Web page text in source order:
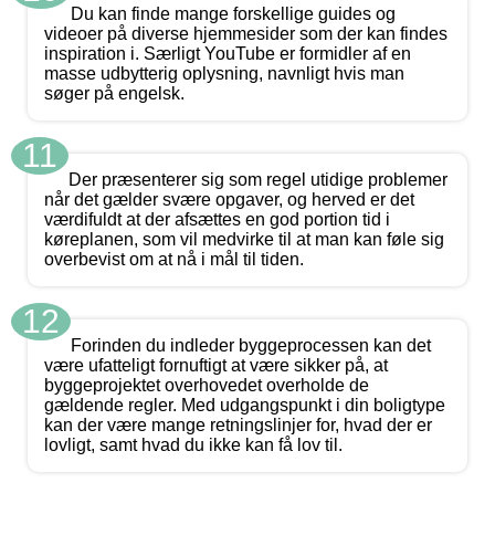
Du kan finde mange forskellige guides og
videoer på diverse hjemmesider som der kan findes
inspiration i. Særligt YouTube er formidler af en
masse udbytterig oplysning, navnligt hvis man
søger på engelsk.
11
Der præsenterer sig som regel utidige problemer
når det gælder svære opgaver, og herved er det
værdifuldt at der afsættes en god portion tid i
køreplanen, som vil medvirke til at man kan føle sig
overbevist om at nå i mål til tiden.
12
Forinden du indleder byggeprocessen kan det
være ufatteligt fornuftigt at være sikker på, at
byggeprojektet overhovedet overholde de
gældende regler. Med udgangspunkt i din boligtype
kan der være mange retningslinjer for, hvad der er
lovligt, samt hvad du ikke kan få lov til.